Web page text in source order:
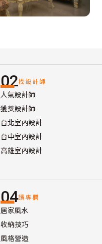
02找設計師
人氣設計師
獲獎設計師
台北室內設計
台中室內設計
高雄室內設計
04讀專欄
居家風水
收納技巧
風格營造